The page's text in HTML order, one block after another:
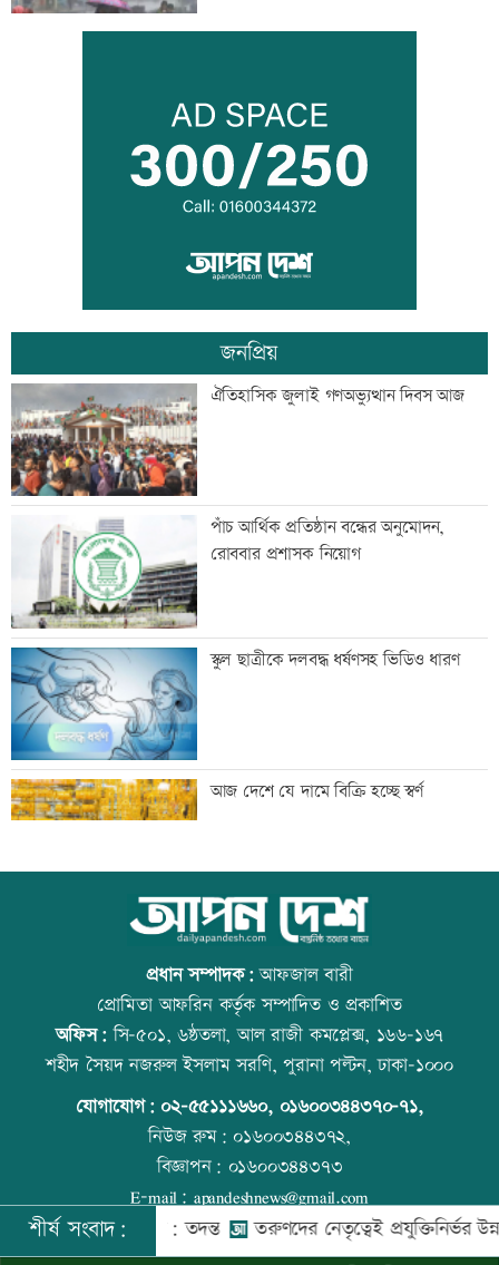
আজ আন্তর্জাতিক আদিবাসী দিবস
কক্সবাজারের পথে প্রধানমন্ত্রী
টেলিভিশনে আজকের যত খেলা
রোববার রাজধানীর যেসব দোকান-মার্কেট
বন্ধ
প্রধানমন্ত্রীর সফর ঘিরে চট্টগ্রাম-কক্সবাজারে
উৎসবের আমেজ
অবশেষে মোজতবা খামেনির ভিডিও প্রকাশ্য
আজ দেশে স্বর্ণের ভরি কত
ড্রেন নির্মাণ কাজে ধীরগতি, চরম বিপাকে
ব্যবসায়ীরা
নোয়াখালীতে পুকুরে পড়ে শিশুর মৃত্যু
জনপ্রিয়
ঐতিহাসিক জুলাই গণঅভ্যুত্থান দিবস আজ
পাঁচ আর্থিক প্রতিষ্ঠান বন্ধের অনুমোদন,
রোববার প্রশাসক নিয়োগ
স্কুল ছাত্রীকে দলবদ্ধ ধর্ষণসহ ভিডিও ধারণ
আজ দেশে যে দামে বিক্রি হচ্ছে স্বর্ণ
আজ বিশ্ব বন্ধু দিবস
কোরআন-হাদিসে নামাজ না পড়ার শাস্তি
আজ স্বর্ণ-রুপা যে দামে বিক্রি হচ্ছে
প্রধান সম্পাদক:আফজাল বারী
প্রোমিতা আফরিন কর্তৃক সম্পাদিত ও প্রকাশিত
অফিস:সি-৫০১, ৬ষ্ঠতলা, আল রাজী কমপ্লেক্স, ১৬৬-১৬৭
শহীদ সৈয়দ নজরুল ইসলাম সরণি, পুরানা পল্টন, ঢাকা-১০০০
যোগাযোগ: ০২-৫৫১১১৬৬০, ০১৬০০৩৪৪৩৭০-৭১,
নিউজ রুম:০১৬০০৩৪৪৩৭২,
বিজ্ঞাপন: ০১৬০০৩৪৪৩৭৩
E-mail: apandeshnews@gmail.com
©২০২৬ |আপন দেশ ডটকমকর্তৃক সর্বসত্ব ® সংরক্ষিত | উন্নয়নে
শীর্ষ সংবাদ:
গুম করা হয়: তদন্ত তরুণদের নেতৃত্বেই প্রযুক্তিনির্ভর উন্নয়ন হবে: